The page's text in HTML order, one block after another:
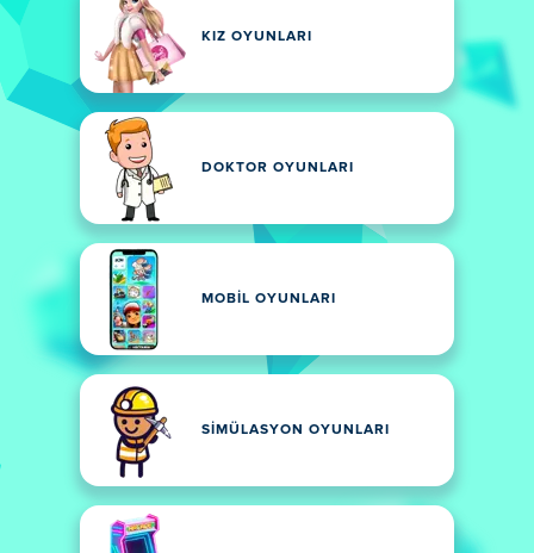
KIZ OYUNLARI
DOKTOR OYUNLARI
MOBIL OYUNLARI
SIMÜLASYON OYUNLARI